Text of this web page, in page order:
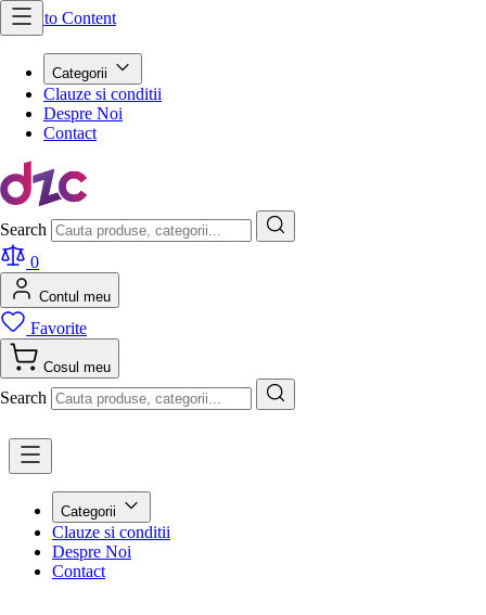
Skip to Content
Categorii
Clauze si conditii
Despre Noi
Contact
Search
0
Contul meu
Favorite
Cosul meu
Search
Categorii
Clauze si conditii
Despre Noi
Contact